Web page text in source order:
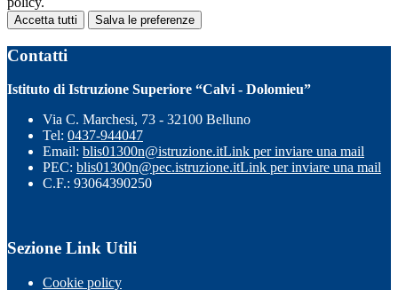
Accetta tutti Salva le preferenze
Contatti
Istituto di Istruzione Superiore “Calvi - Dolomieu”
Via C. Marchesi, 73 - 32100 Belluno
Tel: 0437-944047
Email: blis01300n@istruzione.itLink per inviare una mail
PEC: blis01300n@pec.istruzione.itLink per inviare una mail
C.F.: 93064390250
Sezione Link Utili
Cookie policy